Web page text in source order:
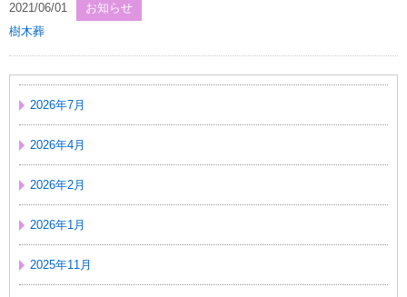
2021/06/01
お知らせ
樹木葬
2026年7月
2026年4月
2026年2月
2026年1月
2025年11月